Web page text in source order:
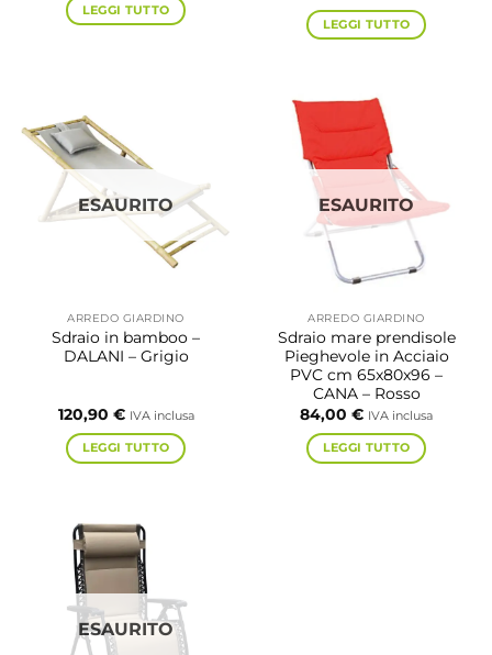
LEGGI TUTTO
LEGGI TUTTO
ESAURITO
ARREDO GIARDINO
Sdraio in bamboo –
DALANI – Grigio
120,90 € IVA inclusa
LEGGI TUTTO
ESAURITO
ARREDO GIARDINO
Sdraio mare prendisole
Pieghevole in Acciaio
PVC cm 65x80x96 –
CANA – Rosso
84,00 € IVA inclusa
LEGGI TUTTO
ESAURITO